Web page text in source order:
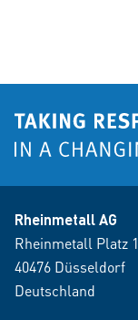
Rheinmetall AG
Rheinmetall Platz 1
40476 Düsseldorf
Deutschland